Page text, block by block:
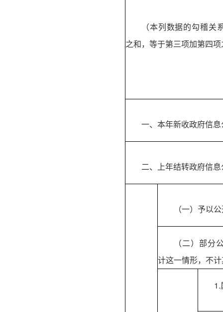
（本列数据的勾稽
之和，等于第三项加第四
一、本年新收政府信
二、上年结转政府信
（一）予以
（二）部分
计这一情形，不